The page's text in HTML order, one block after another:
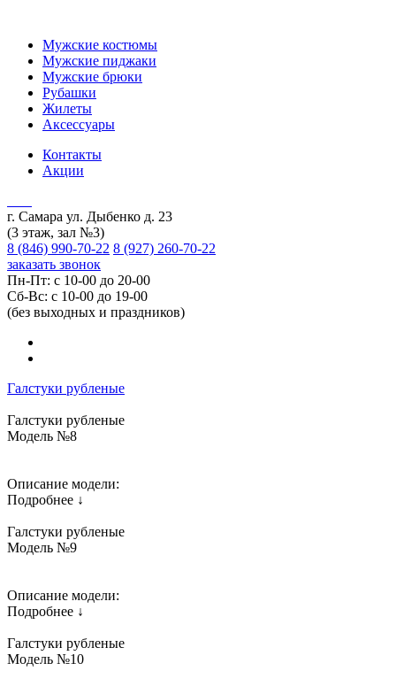
Мужские костюмы
Мужские пиджаки
Мужские брюки
Рубашки
Жилеты
Аксессуары
Контакты
Акции
г. Самара ул. Дыбенко д. 23
(3 этаж, зал №3)
8 (846) 990-70-22 8 (927) 260-70-22
заказать звонок
Пн-Пт: с 10-00 до 20-00
Сб-Вс: с 10-00 до 19-00
(без выходных и праздников)
Галстуки рубленые
Галстуки рубленые
Модель №8
Описание модели:
Подробнее ↓
Галстуки рубленые
Модель №9
Описание модели:
Подробнее ↓
Галстуки рубленые
Модель №10